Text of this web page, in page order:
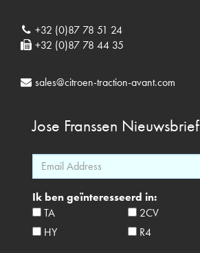
+32 (0)87 78 51 24
+32 (0)87 78 44 35
sales@citroen-traction-avant.com
Jose Franssen Nieuwsbrief
Ik ben geïnteresseerd in:
TA
2CV
HY
R4